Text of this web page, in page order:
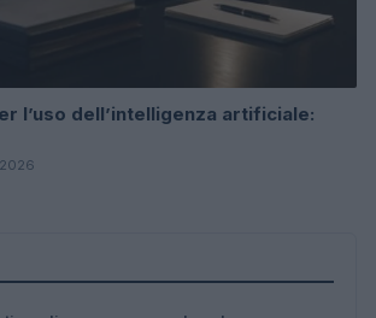
l’uso dell’intelligenza artificiale: